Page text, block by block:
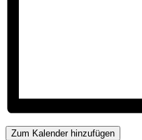
Zum Kalender hinzufügen